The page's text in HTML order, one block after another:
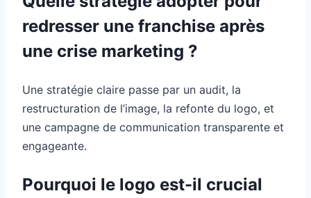
redresser une franchise après
une crise marketing ?
Une stratégie claire passe par un audit, la
restructuration de l’image, la refonte du logo, et
une campagne de communication transparente et
engageante.
Pourquoi le logo est-il crucial